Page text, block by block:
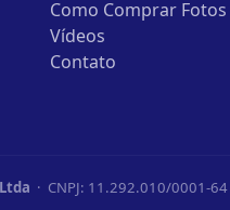
Como Comprar Fotos
Vídeos
Contato
· CNPJ: 11.292.010/0001-